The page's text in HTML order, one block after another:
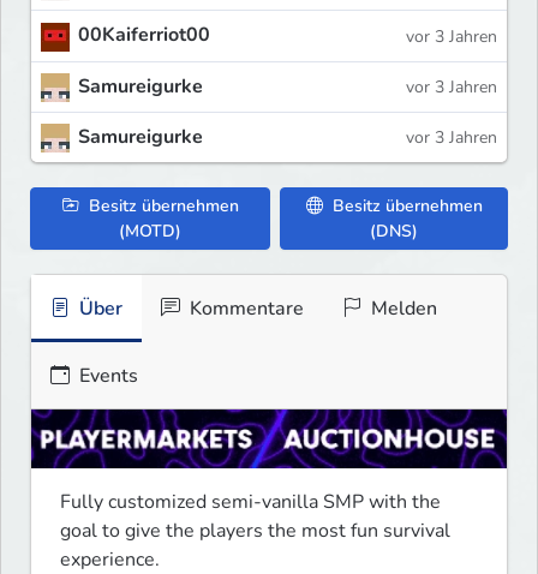
00Kaiferriot00 vor 3 Jahren
Samureigurke vor 3 Jahren
Samureigurke vor 3 Jahren
Besitz übernehmen
(MOTD)
Besitz übernehmen
(DNS)
Über Kommentare Melden
Events
Fully customized semi-vanilla SMP with the
goal to give the players the most fun survival
experience.